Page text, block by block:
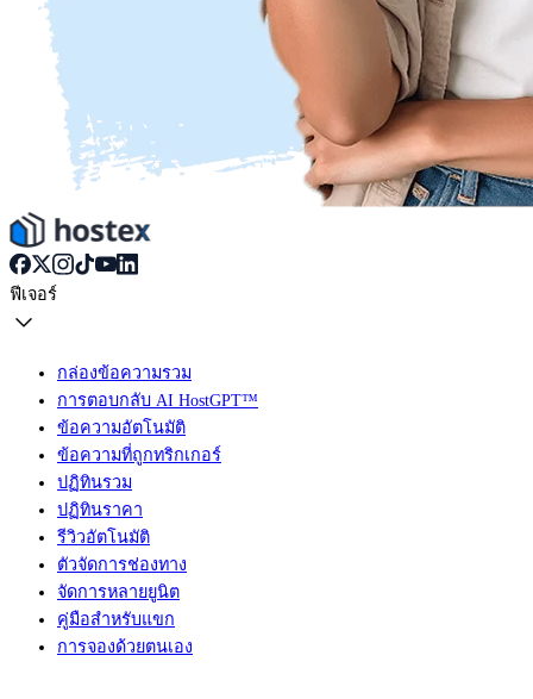
ฟีเจอร์
กล่องข้อความรวม
การตอบกลับ AI HostGPT™
ข้อความอัตโนมัติ
ข้อความที่ถูกทริกเกอร์
ปฏิทินรวม
ปฏิทินราคา
รีวิวอัตโนมัติ
ตัวจัดการช่องทาง
จัดการหลายยูนิต
คู่มือสำหรับแขก
การจองด้วยตนเอง